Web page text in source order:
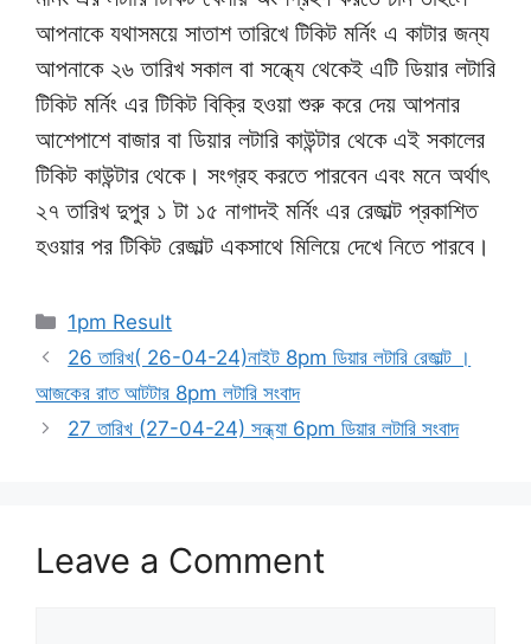
আপনাকে যথাসময়ে সাতাশ তারিখে টিকিট মর্নিং এ কাটার জন্য
আপনাকে ২৬ তারিখ সকাল বা সন্ধ্যে থেকেই এটি ডিয়ার লটারি
টিকিট মর্নিং এর টিকিট বিক্রি হওয়া শুরু করে দেয় আপনার
আশেপাশে বাজার বা ডিয়ার লটারি কাউন্টার থেকে এই সকালের
টিকিট কাউন্টার থেকে। সংগ্রহ করতে পারবেন এবং মনে অর্থাৎ
২৭ তারিখ দুপুর ১ টা ১৫ নাগাদই মর্নিং এর রেজাল্ট প্রকাশিত
হওয়ার পর টিকিট রেজাল্ট একসাথে মিলিয়ে দেখে নিতে পারবে।
Categories
1pm Result
26 তারিখ( 26-04-24)নাইট 8pm ডিয়ার লটারি রেজাল্ট ।
আজকের রাত আটটার 8pm লটারি সংবাদ
27 তারিখ (27-04-24) সন্ধ্যা 6pm ডিয়ার লটারি সংবাদ
Leave a Comment